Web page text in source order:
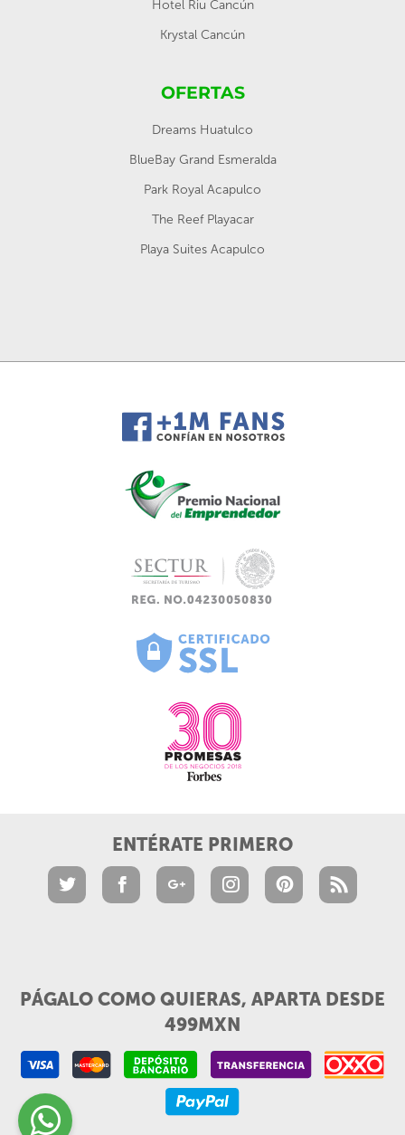
Hotel Riu Cancún
Krystal Cancún
OFERTAS
Dreams Huatulco
BlueBay Grand Esmeralda
Park Royal Acapulco
The Reef Playacar
Playa Suites Acapulco
ENTÉRATE PRIMERO
PÁGALO COMO QUIERAS, APARTA DESDE
499MXN